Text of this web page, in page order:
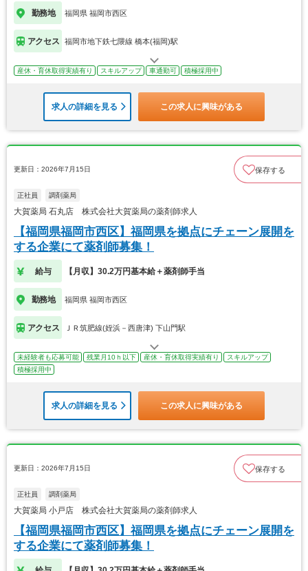
勤務地 福岡県 福岡市西区
アクセス 福岡市地下鉄七隈線 橋本(福岡)駅
産休・育休取得実績有り スキルアップ 車通勤可 積極採用中
求人の詳細を見る この求人に興味がある
更新日：2026年7月15日 保存する
正社員 調剤薬局
大賀薬局 石丸店 株式会社大賀薬局の薬剤師求人
【福岡県福岡市西区】福岡県を拠点にチェーン展開を
する企業にて薬剤師募集！
給与 【月収】30.2万円基本給＋薬剤師手当
勤務地 福岡県 福岡市西区
アクセス ＪＲ筑肥線(姪浜－西唐津) 下山門駅
未経験者も応募可能 残業月10ｈ以下 産休・育休取得実績有り
スキルアップ
積極採用中
求人の詳細を見る この求人に興味がある
更新日：2026年7月15日 保存する
正社員 調剤薬局
大賀薬局 小戸店 株式会社大賀薬局の薬剤師求人
【福岡県福岡市西区】福岡県を拠点にチェーン展開を
する企業にて薬剤師募集！